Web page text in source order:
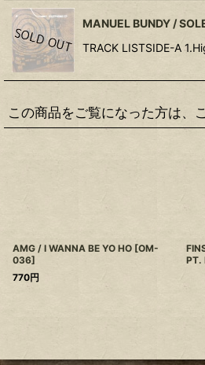
MANUEL BUNDY /
TRACK LISTSIDE-A
この商品をご覧になった方は、
AMG / I WANNA BE YO HO [OM-
036]
770円
PT.